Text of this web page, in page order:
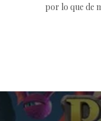
por lo que de